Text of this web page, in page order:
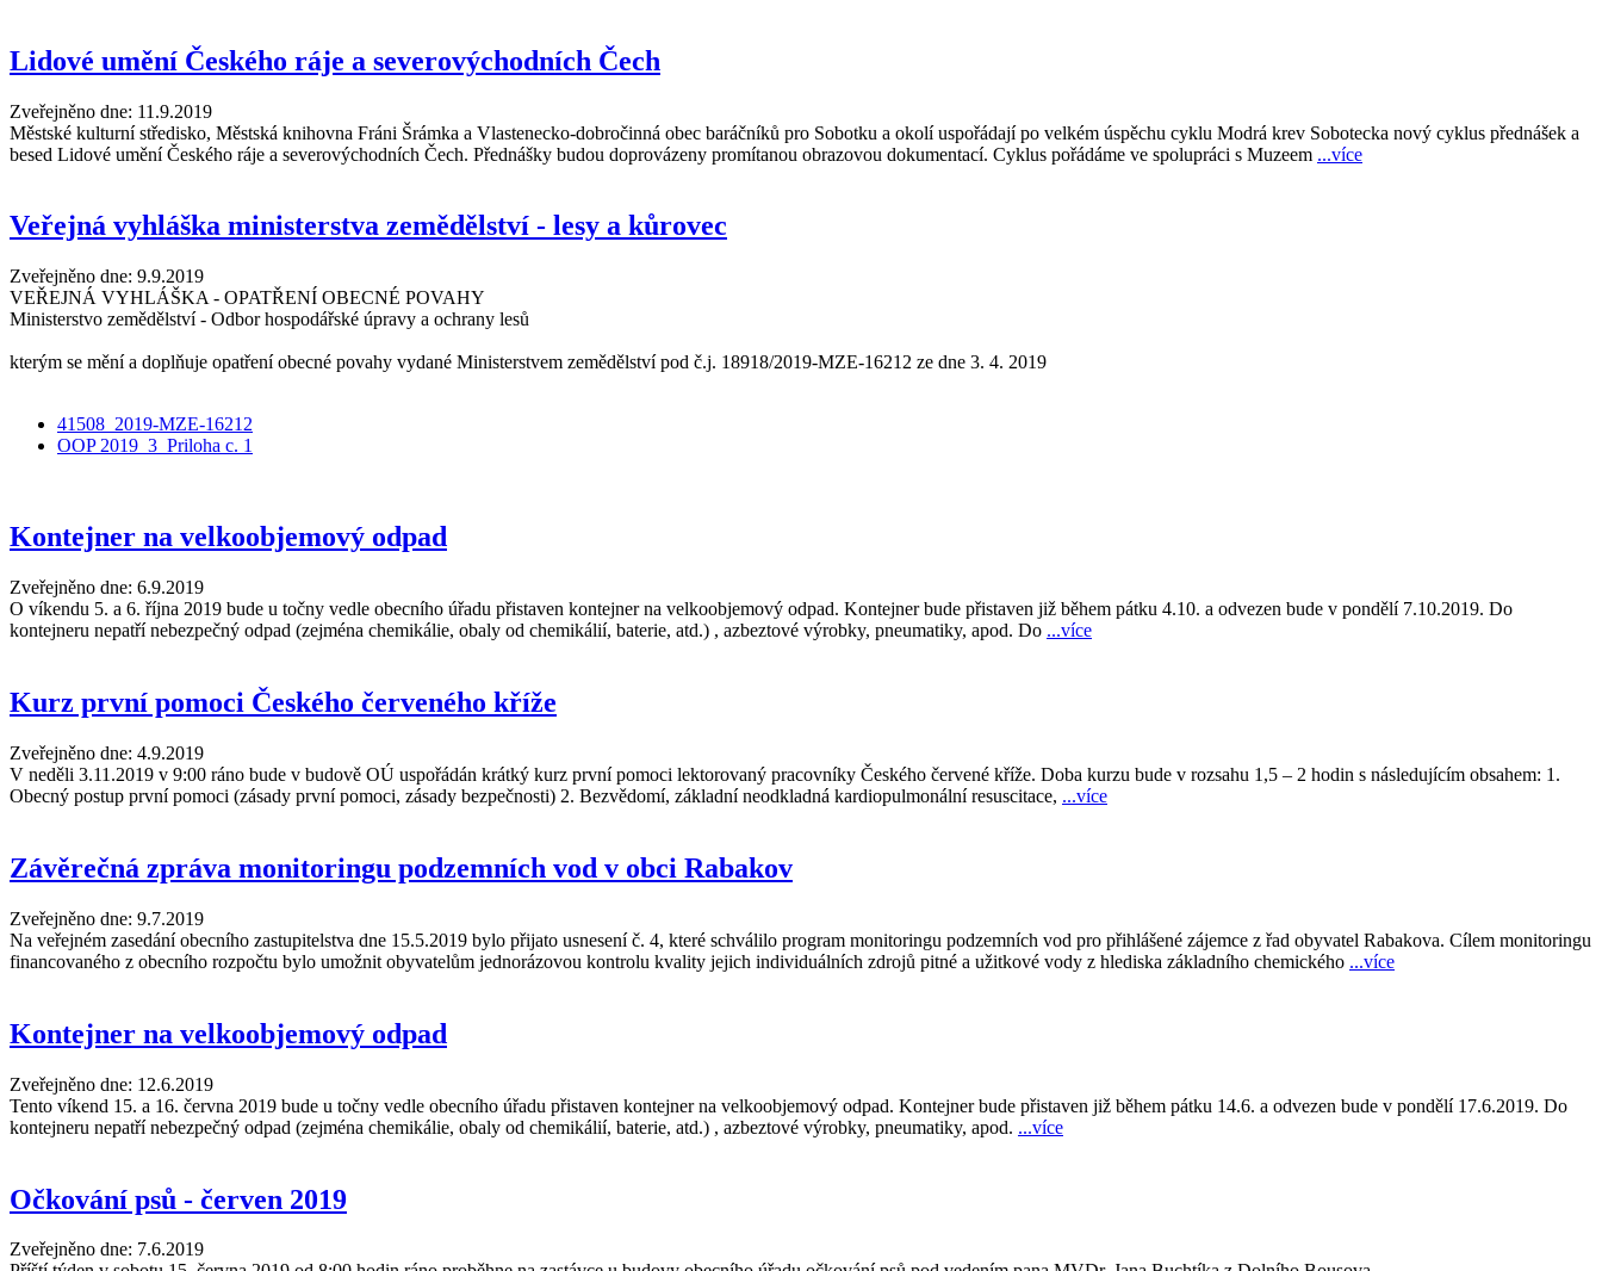
Lidové umění Českého ráje a severovýchodních Čech
Zveřejněno dne: 11.9.2019
Městské kulturní středisko, Městská knihovna Fráni Šrámka a Vlastenecko-dobročinná obec baráčníků pro Sobotku a okolí uspořádají po velkém úspěchu cyklu Modrá krev Sobotecka nový cyklus přednášek a
besed Lidové umění Českého ráje a severovýchodních Čech. Přednášky budou doprovázeny promítanou obrazovou dokumentací. Cyklus pořádáme ve spolupráci s Muzeem ...více
Veřejná vyhláška ministerstva zemědělství - lesy a kůrovec
Zveřejněno dne: 9.9.2019
VEŘEJNÁ VYHLÁŠKA - OPATŘENÍ OBECNÉ POVAHY
Ministerstvo zemědělství - Odbor hospodářské úpravy a ochrany lesů
kterým se mění a doplňuje opatření obecné povahy vydané Ministerstvem zemědělství pod č.j. 18918/2019-MZE-16212 ze dne 3. 4. 2019
41508_2019-MZE-16212
OOP 2019_3_Priloha c. 1
Kontejner na velkoobjemový odpad
Zveřejněno dne: 6.9.2019
O víkendu 5. a 6. října 2019 bude u točny vedle obecního úřadu přistaven kontejner na velkoobjemový odpad. Kontejner bude přistaven již během pátku 4.10. a odvezen bude v pondělí 7.10.2019. Do
kontejneru nepatří nebezpečný odpad (zejména chemikálie, obaly od chemikálií, baterie, atd.) , azbeztové výrobky, pneumatiky, apod. Do ...více
Kurz první pomoci Českého červeného kříže
Zveřejněno dne: 4.9.2019
V neděli 3.11.2019 v 9:00 ráno bude v budově OÚ uspořádán krátký kurz první pomoci lektorovaný pracovníky Českého červené kříže. Doba kurzu bude v rozsahu 1,5 – 2 hodin s následujícím obsahem: 1.
Obecný postup první pomoci (zásady první pomoci, zásady bezpečnosti) 2. Bezvědomí, základní neodkladná kardiopulmonální resuscitace, ...více
Závěrečná zpráva monitoringu podzemních vod v obci Rabakov
Zveřejněno dne: 9.7.2019
Na veřejném zasedání obecního zastupitelstva dne 15.5.2019 bylo přijato usnesení č. 4, které schválilo program monitoringu podzemních vod pro přihlášené zájemce z řad obyvatel Rabakova. Cílem monitoringu
financovaného z obecního rozpočtu bylo umožnit obyvatelům jednorázovou kontrolu kvality jejich individuálních zdrojů pitné a užitkové vody z hlediska základního chemického ...více
Kontejner na velkoobjemový odpad
Zveřejněno dne: 12.6.2019
Tento víkend 15. a 16. června 2019 bude u točny vedle obecního úřadu přistaven kontejner na velkoobjemový odpad. Kontejner bude přistaven již během pátku 14.6. a odvezen bude v pondělí 17.6.2019. Do
kontejneru nepatří nebezpečný odpad (zejména chemikálie, obaly od chemikálií, baterie, atd.) , azbeztové výrobky, pneumatiky, apod. ...více
Očkování psů - červen 2019
Zveřejněno dne: 7.6.2019